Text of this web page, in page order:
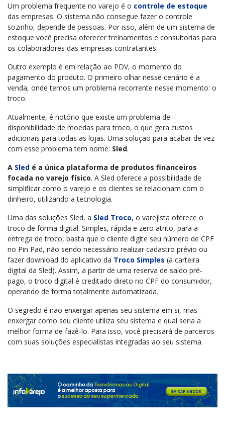
Um problema frequente no varejo é o controle de estoque
das empresas. O sistema não consegue fazer o controle
sozinho, depende de pessoas. Por isso, além de um sistema de
estoque você precisa oferecer treinamentos e consultorias para
os colaboradores das empresas contratantes.
Outro exemplo é em relação ao PDV, o momento do
pagamento do produto. O primeiro olhar nesse cenário é a
venda, onde temos um problema recorrente nesse momento: o
troco.
Atualmente, é notório que existe um problema de
disponibilidade de moedas para troco, o que gera custos
adicionais para todas as lojas. Uma solução para acabar de vez
com esse problema tem nome: Sled.
A Sled é a única plataforma de produtos financeiros
focada no varejo físico. A Sled oferece a possibilidade de
simplificar como o varejo e os clientes se relacionam com o
dinheiro, utilizando a tecnologia.
Uma das soluções Sled, a Sled Troco, o varejista oferece o
troco de forma digital. Simples, rápida e zero atrito, para a
entrega de troco, basta que o cliente digite seu número de CPF
no Pin Pad, não sendo necessário realizar cadastro prévio ou
fazer download do aplicativo da Troco Simples (a carteira
digital da Sled). Assim, a partir de uma reserva de saldo pré-
pago, o troco digital é creditado direto no CPF do consumidor,
operando de forma totalmente automatizada.
O segredo é não enxergar apenas seu sistema em si, mas
enxergar como seu cliente utiliza seu sistema e qual seria a
melhor forma de fazê-lo. Para isso, você precisará de parceiros
com suas soluções especialistas integradas ao seu sistema.